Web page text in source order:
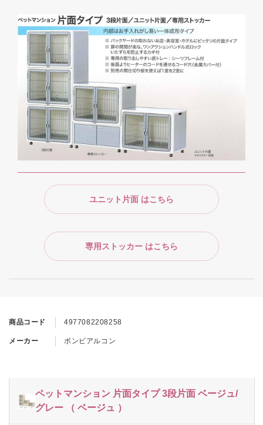
商品コード 4977082208258
メーカー ボンビアルコン
ペットマンション 片面タイプ 3段片面 ベージュ/
グレー （ ベージュ ）
ユニット片面 はこちら
専用ストッカー はこちら